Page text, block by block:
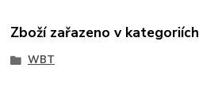
Zboží zařazeno v kategoriích
WBT